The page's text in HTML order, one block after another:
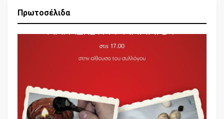
Πρωτοσέλιδα